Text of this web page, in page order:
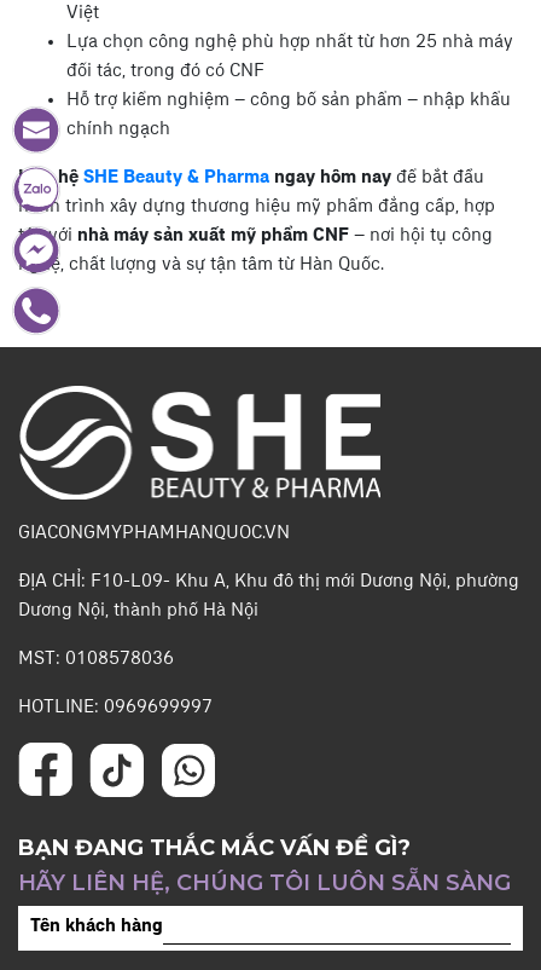
Việt
Lựa chọn công nghệ phù hợp nhất từ hơn 25 nhà máy
đối tác, trong đó có CNF
Hỗ trợ kiểm nghiệm – công bố sản phẩm – nhập khẩu
chính ngạch
Liên hệ SHE Beauty & Pharma ngay hôm nay để bắt đầu
hành trình xây dựng thương hiệu mỹ phẩm đẳng cấp, hợp
tác với nhà máy sản xuất mỹ phẩm CNF – nơi hội tụ công
nghệ, chất lượng và sự tận tâm từ Hàn Quốc.
GIACONGMYPHAMHANQUOC.VN
ĐỊA CHỈ: F10-L09- Khu A, Khu đô thị mới Dương Nội, phường
Dương Nội, thành phố Hà Nội
MST: 0108578036
HOTLINE: 0969699997
BẠN ĐANG THẮC MẮC VẤN ĐỀ GÌ?
HÃY LIÊN HỆ, CHÚNG TÔI LUÔN SẴN SÀNG
Tên khách hàng